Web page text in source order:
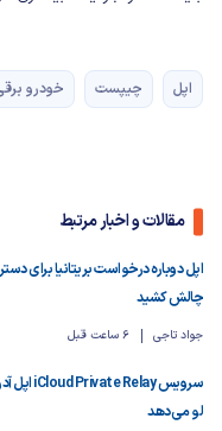
اپل چیپست خودرو
مقالات و اخبار مرتبط
چالش کشید
جواد تاجی 6 ساعت قبل
لو می‌دهد